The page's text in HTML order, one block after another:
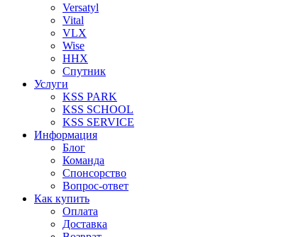
Versatyl
Vital
VLX
Wise
ННХ
Спутник
Услуги
KSS PARK
KSS SCHOOL
KSS SERVICE
Информация
Блог
Команда
Спонсорство
Вопрос-ответ
Как купить
Оплата
Доставка